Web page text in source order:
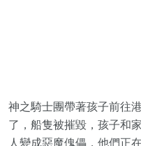
神之騎士團帶著孩子前往
了，船隻被摧毀，孩子和
人變成惡魔傀儡，他們正